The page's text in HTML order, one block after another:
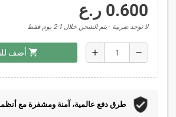
0.600 ر.ع
لا توجد ضريبة يتم الشحن خلال 1-2 يوم فقط
remove
add
shopping_cart أضف
طرق دفع عالمية، آمنة ومشفرة مع